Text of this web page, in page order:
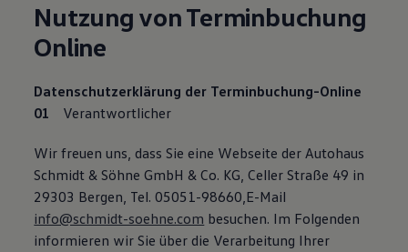
Nutzung von Terminbuchung
Online
Datenschutzerklärung der Terminbuchung-Online
Verantwortlicher
Wir freuen uns, dass Sie eine Webseite der Autohaus
Schmidt & Söhne GmbH & Co. KG, Celler Straße 49 in
29303 Bergen, Tel. 05051-98660,E-Mail
info@schmidt-soehne.com besuchen. Im Folgenden
informieren wir Sie über die Verarbeitung Ihrer